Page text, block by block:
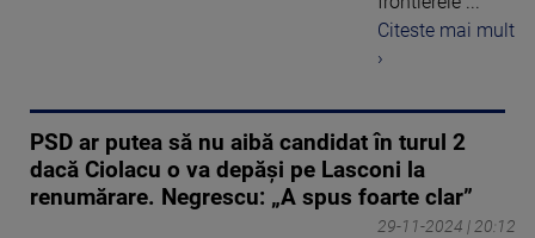
Citeste mai mult
›
PSD ar putea să nu aibă candidat în turul 2
dacă Ciolacu o va depăși pe Lasconi la
renumărare. Negrescu: „A spus foarte clar”
29-11-2024 | 20:12